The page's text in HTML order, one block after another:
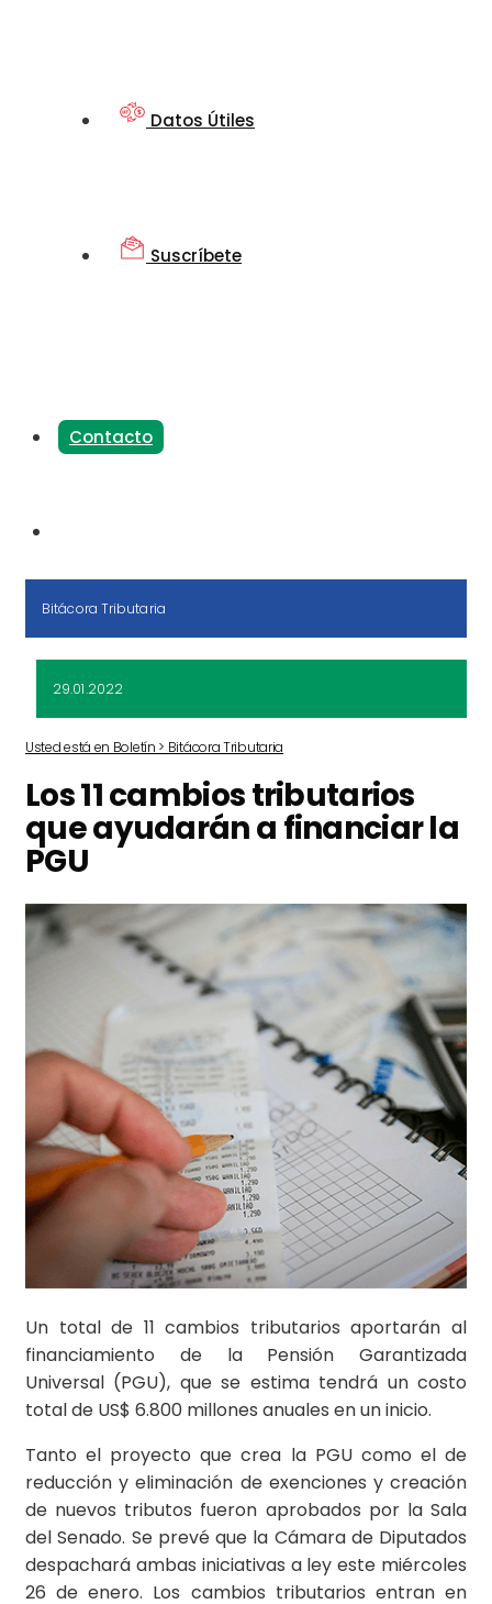
Datos Útiles
Suscríbete
Contacto
Bitácora Tributaria
29.01.2022
Usted está en Boletín > Bitácora Tributaria
Los 11 cambios tributarios
que ayudarán a financiar la
PGU
Un total de 11 cambios tributarios aportarán al
financiamiento de la Pensión Garantizada
Universal (PGU), que se estima tendrá un costo
total de US$ 6.800 millones anuales en un inicio.
Tanto el proyecto que crea la PGU como el de
reducción y eliminación de exenciones y creación
de nuevos tributos fueron aprobados por la Sala
del Senado. Se prevé que la Cámara de Diputados
despachará ambas iniciativas a ley este miércoles
26 de enero. Los cambios tributarios entran en